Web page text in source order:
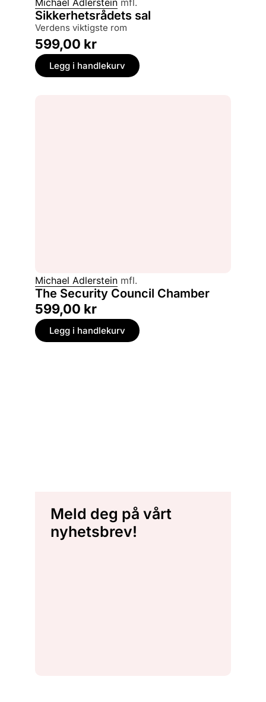
Michael Adlerstein mfl.
Sikkerhetsrådets sal
verdens viktigste rom
599,00 kr
Legg i handlekurv
Michael Adlerstein mfl.
The Security Council Chamber
599,00 kr
Legg i handlekurv
Meld deg på vårt
nyhetsbrev!